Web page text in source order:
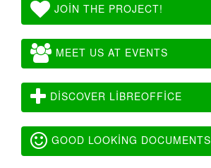
JOIN THE PROJECT!
MEET US AT EVENTS
DISCOVER LIBREOFFICE
GOOD LOOKING DOCUMENTS